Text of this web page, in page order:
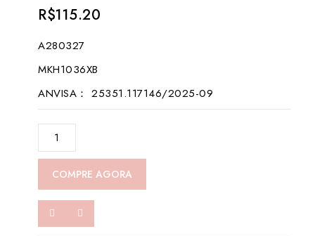
0
out
5
R$115.20
A280327
MKH1036XB
ANVISA： 25351.117146/2025-09
A280327-
Brilho
luminoso,
hidratante
COMPRE AGORA